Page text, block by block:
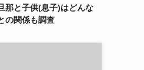
那と子供(息子)はどんな
の関係も調査